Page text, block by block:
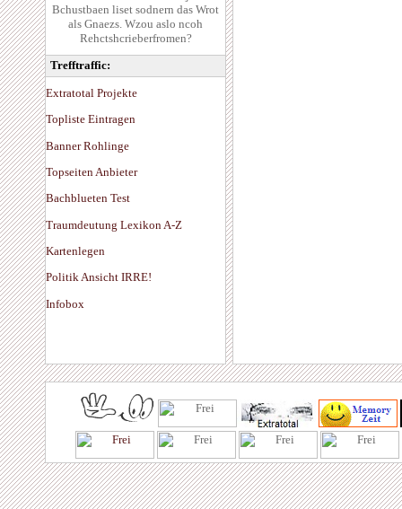
Bchustbaen liset sodnern das Wrot
als Gnaezs. Wzou aslo ncoh
Rehctshcrieberfromen?
Trefftraffic:
Extratotal Projekte
Topliste Eintragen
Banner Rohlinge
Topseiten Anbieter
Bachblueten Test
Traumdeutung Lexikon A-Z
Kartenlegen
Politik Ansicht IRRE!
Infobox